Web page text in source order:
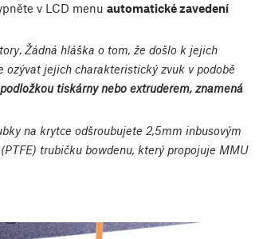
v LCD menu automatické zavedení
. Žádná hláška o tom, že došlo k jejich
ozývat jejich charakteristický zvuk v podobě
tiskárny nebo extruderem, znamená
na krytce odšroubujete 2,5mm inbusovým
trubičku bowdenu, který propojuje MMU